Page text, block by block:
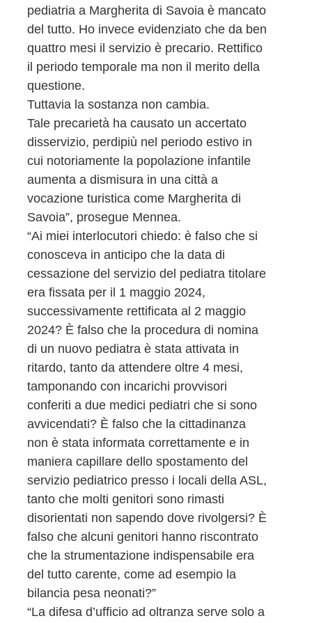
pediatria a Margherita di Savoia è mancato
del tutto. Ho invece evidenziato che da ben
quattro mesi il servizio è precario. Rettifico
il periodo temporale ma non il merito della
questione.
Tuttavia la sostanza non cambia.
Tale precarietà ha causato un accertato
disservizio, perdipiù nel periodo estivo in
cui notoriamente la popolazione infantile
aumenta a dismisura in una città a
vocazione turistica come Margherita di
Savoia”, prosegue Mennea.
“Ai miei interlocutori chiedo: è falso che si
conosceva in anticipo che la data di
cessazione del servizio del pediatra titolare
era fissata per il 1 maggio 2024,
successivamente rettificata al 2 maggio
2024? È falso che la procedura di nomina
di un nuovo pediatra è stata attivata in
ritardo, tanto da attendere oltre 4 mesi,
tamponando con incarichi provvisori
conferiti a due medici pediatri che si sono
avvicendati? È falso che la cittadinanza
non è stata informata correttamente e in
maniera capillare dello spostamento del
servizio pediatrico presso i locali della ASL,
tanto che molti genitori sono rimasti
disorientati non sapendo dove rivolgersi? È
falso che alcuni genitori hanno riscontrato
che la strumentazione indispensabile era
del tutto carente, come ad esempio la
bilancia pesa neonati?”
“La difesa d’ufficio ad oltranza serve solo a